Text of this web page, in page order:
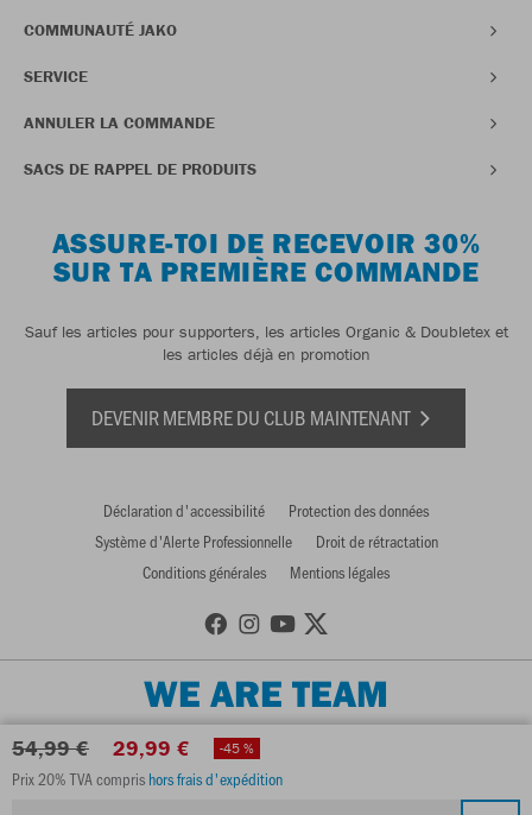
54,99 € 29,99 € -45 %
Prix 20% TVA compris hors frais d'expédition
COMMUNAUTÉ JAKO
SERVICE
ANNULER LA COMMANDE
SACS DE RAPPEL DE PRODUITS
ASSURE-TOI DE RECEVOIR 30%
SUR TA PREMIÈRE COMMANDE
Sauf les articles pour supporters, les articles Organic & Doubletex et
les articles déjà en promotion
DEVENIR MEMBRE DU CLUB MAINTENANT
Déclaration d'accessibilité
Protection des données
Système d'Alerte Professionnelle
Droit de rétractation
Conditions générales
Mentions légales
WE ARE TEAM